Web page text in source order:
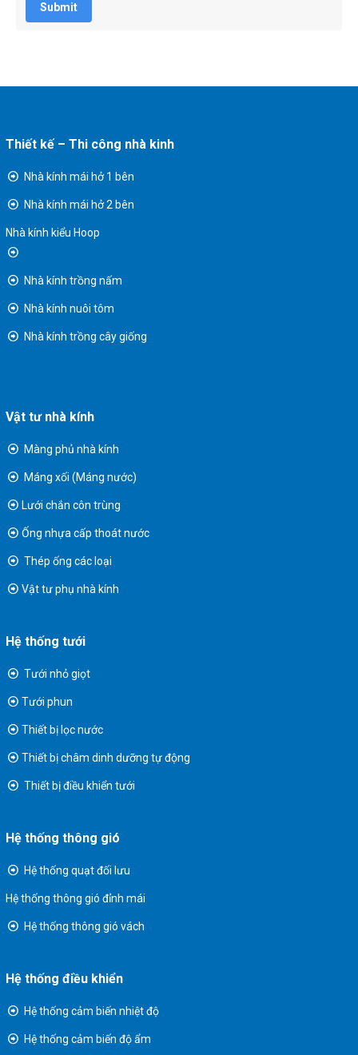
Submit
Thiết kế – Thi công nhà kinh
Nhà kính mái hở 1 bên
Nhà kính mái hở 2 bên
Nhà kính kiểu Hoop
Nhà kính trồng nấm
Nhà kính nuôi tôm
Nhà kính trồng cây giống
Vật tư nhà kính
Màng phủ nhà kính
Máng xối (Máng nước)
Lưới chắn côn trùng
Ống nhựa cấp thoát nước
Thép ống các loại
Vật tư phụ nhà kính
Hệ thống tưới
Tưới nhỏ giọt
Tưới phun
Thiết bị lọc nước
Thiết bị châm dinh dưỡng tự động
Thiết bị điều khiển tưới
Hệ thống thông gió
Hệ thống quạt đối lưu
Hệ thống thông gió đỉnh mái
Hệ thống thông gió vách
Hệ thống điều khiển
Hệ thống cảm biến nhiệt độ
Hệ thống cảm biến độ ẩm